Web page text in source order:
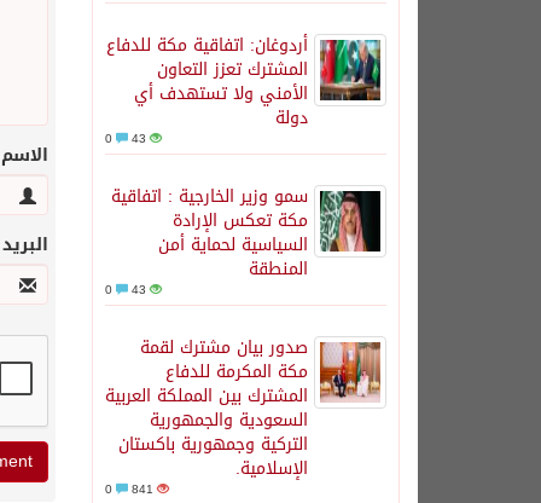
أردوغان: اتفاقية مكة للدفاع
المشترك تعزز التعاون
الأمني ولا تستهدف أي
دولة
43
سمو وزير الخارجية : اتفاقية
مكة تعكس الإرادة
السياسية لحماية أمن
المنطقة
43
صدور بيان مشترك لقمة
مكة المكرمة للدفاع
المشترك بين المملكة العربية
السعودية والجمهورية
التركية وجمهورية باكستان
الإسلامية.
841